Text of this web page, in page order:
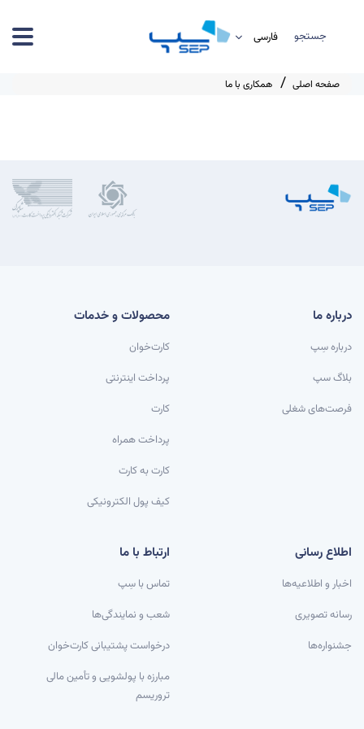
جستجو
صفحه اصلی همکاری با ما
درباره ما
درباره سِپ
بلاگ سپ
فرصت‌های شغلی
محصولات و خدمات
کارت‌خوان
پرداخت اینترنتی
کارت
پرداخت همراه
کارت به کارت
کیف پول الکترونیکی
اطلاع رسانی
اخبار و اطلاعیه‌ها
رسانه تصویری
جشنواره‌ها
ارتباط با ما
تماس با سِپ
شعب و نمایندگی‌ها
درخواست پشتیبانی کارت‌خوان
مبارزه با پولشویی و تأمین مالی
تروریسم